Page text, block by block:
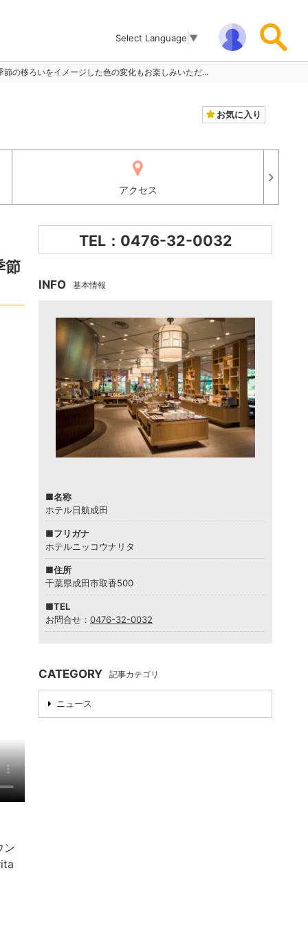
Select Language ▼
の移ろいをイメージした色の変化もお楽しみいただ...
お気に入り
アクセス
節
ン
TEL：0476-32-0032
INFO 基本情報
■名称
ホテル日航成田
■フリガナ
ホテルニッコウナリタ
■住所
千葉県成田市取香500
■TEL
お問合せ： 0476-32-0032
CATEGORY 記事カテゴリ
ニュース